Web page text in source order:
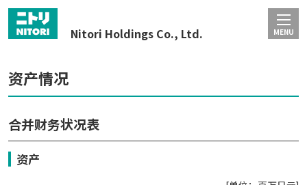
Nitori Holdings Co., Ltd. MENU
资产情况
合并财务状况表
资产